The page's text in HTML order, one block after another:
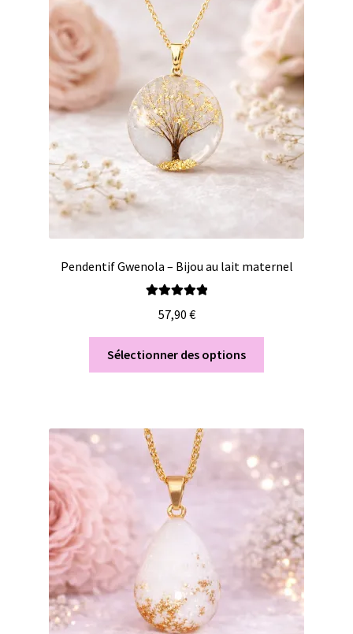
Pendentif Gwenola – Bijou au lait maternel
57,90 €
Sélectionner des options